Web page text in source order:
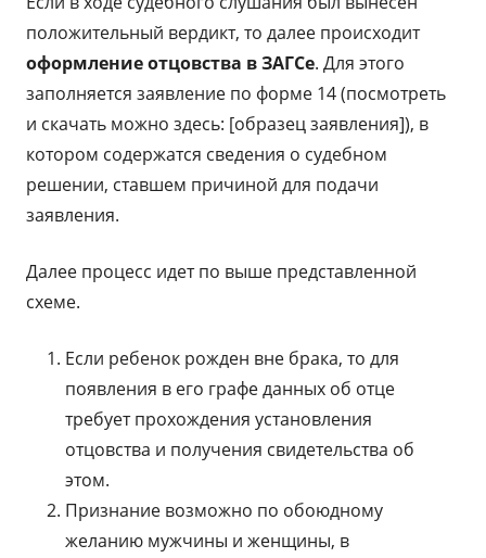
положительный вердикт, то далее происходит
оформление отцовства в ЗАГСе. Для этого
заполняется заявление по форме 14 (посмотреть
и скачать можно здесь: [образец заявления]), в
котором содержатся сведения о судебном
решении, ставшем причиной для подачи
заявления.
Далее процесс идет по выше представленной
схеме.
Если ребенок рожден вне брака, то для
появления в его графе данных об отце
требует прохождения установления
отцовства и получения свидетельства об
этом.
Признание возможно по обоюдному
желанию мужчины и женщины, в